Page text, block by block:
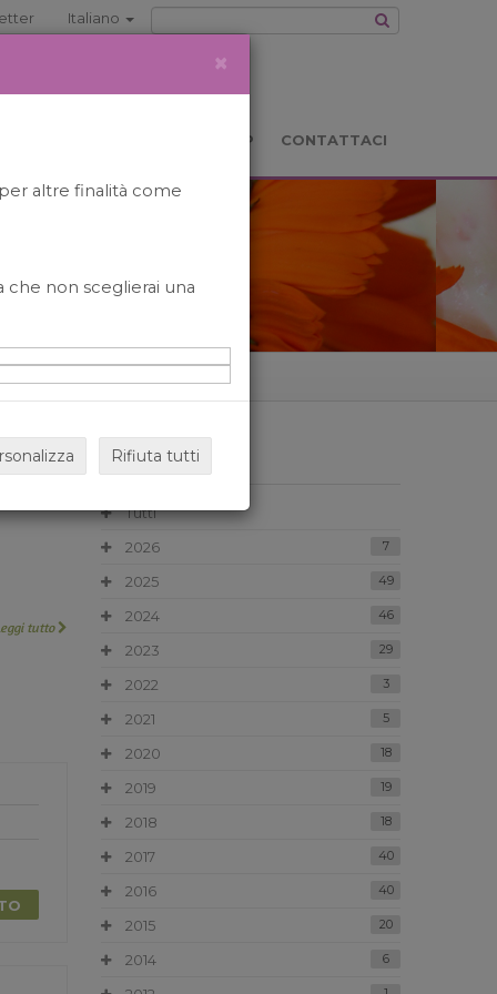
Italiano
BOOKSHOP CONTATTACI
tutto
ARCHIVIO
Tutti
2026
7
2025 49
2024 46
2023 29
2022 3
2021 5
2020 18
2019 19
2018 18
2017 40
2016 40
2015 20
2014 6
×
altre finalità come
che non sceglierai una
Rifiuta tutti